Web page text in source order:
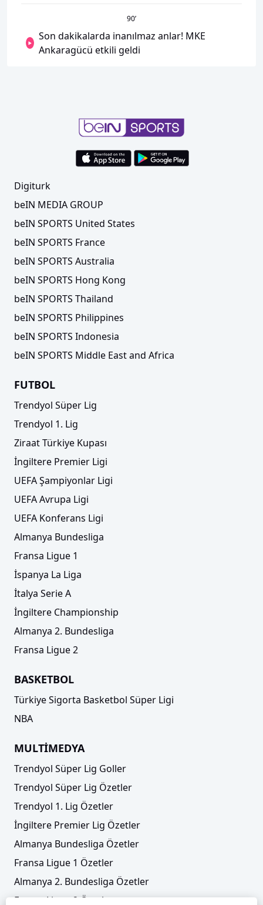
90’
Son dakikalarda inanılmaz anlar! MKE
Ankaragücü etkili geldi
Digiturk
beIN MEDIA GROUP
beIN SPORTS United States
beIN SPORTS France
beIN SPORTS Australia
beIN SPORTS Hong Kong
beIN SPORTS Thailand
beIN SPORTS Philippines
beIN SPORTS Indonesia
beIN SPORTS Middle East and Africa
FUTBOL
Trendyol Süper Lig
Trendyol 1. Lig
Ziraat Türkiye Kupası
İngiltere Premier Ligi
UEFA Şampiyonlar Ligi
UEFA Avrupa Ligi
UEFA Konferans Ligi
Almanya Bundesliga
Fransa Ligue 1
İspanya La Liga
İtalya Serie A
İngiltere Championship
Almanya 2. Bundesliga
Fransa Ligue 2
BASKETBOL
Türkiye Sigorta Basketbol Süper Ligi
NBA
MULTİMEDYA
Trendyol Süper Lig Goller
Trendyol Süper Lig Özetler
Trendyol 1. Lig Özetler
İngiltere Premier Lig Özetler
Almanya Bundesliga Özetler
Fransa Ligue 1 Özetler
Almanya 2. Bundesliga Özetler
Fransa Ligue 2 Özetler